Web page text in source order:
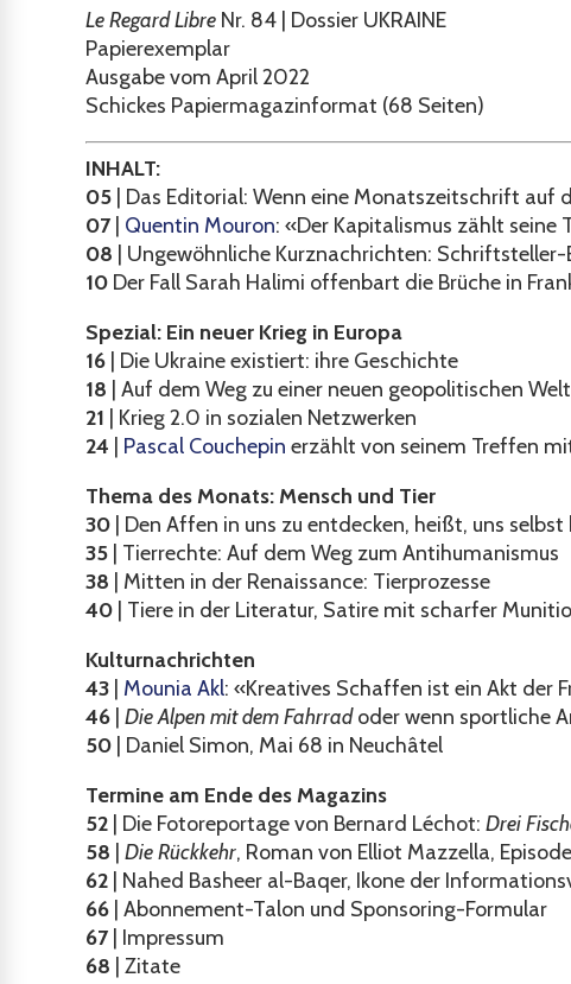
Le Regard Libre Nr. 84 | Dossier UKRAINE
Papierexemplar
Ausgabe vom April 2022
Schickes Papiermagazinformat (68 Seiten)
INHALT:
05 | Das Editorial: Wenn eine Monatszeitschrift
07 Quentin Mouron: «Der Kapitalismus zählt seine
08
Ungewöhnliche Kurznachrichten:
10 Der Fall Sarah Halimi offenbart die Brüche in
Spezial: Ein neuer Krieg in Europa
16 | Die Ukraine existiert: ihre Geschichte
18 | Auf dem Weg zu einer neuen geopolitischen
21
| Krieg 2.0 in sozialen Netzwerken
24
Pascal Couchepin erzählt von seinem Treffen
Thema des Monats: Mensch und Tier
30 Den Affen in uns zu entdecken, heißt, uns selbst
35 | Tierrechte: Auf dem Weg zum Antihumanismus
38
| Mitten in der Renaissance: Tierprozesse
40 | Tiere in der Literatur, Satire mit scharfer
Kulturnachrichten
43 Mounia Akl: «Kreatives Schaffen ist ein Akt der
46 |Die Alpen mit dem Fahrradoder wenn sportliche
50 | Daniel Simon, Mai 68 in Neuchâtel
Termine am Ende des Magazins
52 | Die Fotoreportage von Bernard Léchot:Drei
58 |Die Rückkehr, Roman von Elliot Mazzella,
62 Nahed Basheer al-Baqer, Ikone der
66 | Abonnement-Talon und Sponsoring-Formular
67 | Impressum
68 | Zitate